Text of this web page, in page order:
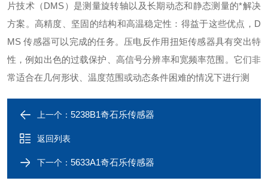
片技术（DMS）是测量旋转轴以及长期动态和静态测量的*解决
方案。高精度、坚固的结构和高温稳定性：得益于这些优点，D
MS 传感器可以完成的任务。压电反作用扭矩传感器具有突出特
性，例如出色的过载保护、高信号分辨率和宽频率范围。它们非
常适合在几何形状、温度范围或动态条件困难的情况下进行测
上一个： 5238B1奇石乐传感器
返回列表
下一个： 5633A1奇石乐传感器